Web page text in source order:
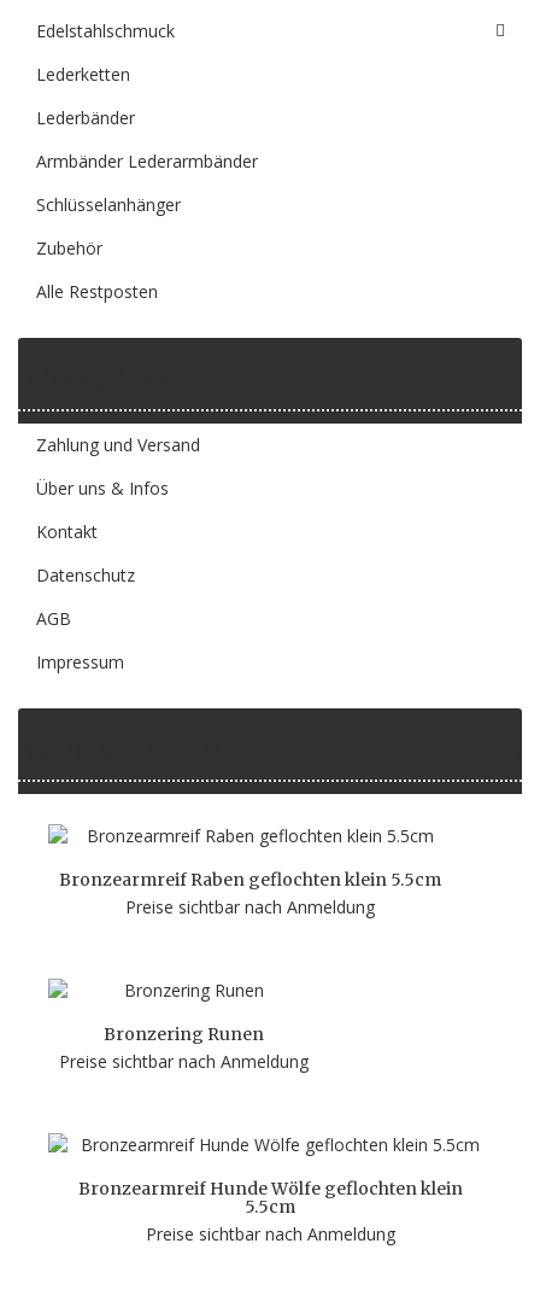
Edelstahlschmuck
Lederketten
Lederbänder
Armbänder Lederarmbänder
Schlüsselanhänger
Zubehör
Alle Restposten
Zahlung und Versand
Über uns & Infos
Kontakt
Datenschutz
AGB
Impressum
Bronzearmreif Raben geflochten klein 5.5cm
Preise sichtbar nach Anmeldung
Bronzering Runen
Preise sichtbar nach Anmeldung
Bronzearmreif Hunde Wölfe geflochten klein
5.5cm
Preise sichtbar nach Anmeldung